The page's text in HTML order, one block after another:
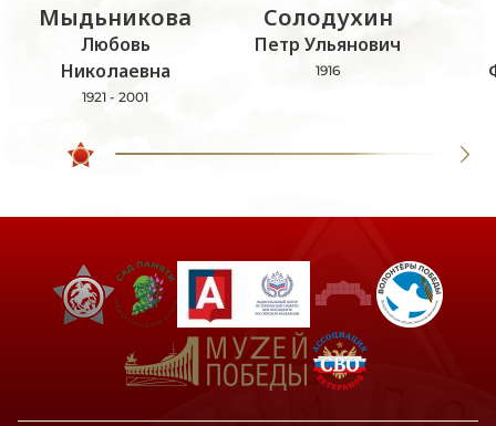
Мыдьникова
Любовь
Николаевна
1921 - 2001
Солодухин
Петр Ульянович
1916